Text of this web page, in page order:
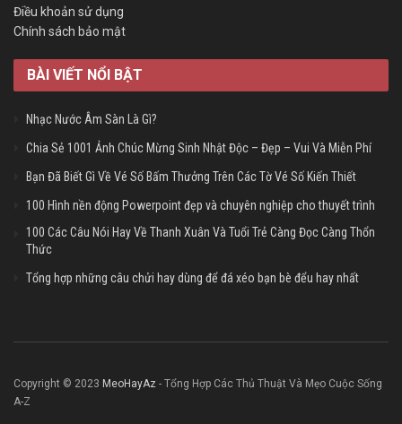
Điều khoản sử dụng
Chính sách bảo mật
BÀI VIẾT NỔI BẬT
Nhạc Nước Âm Sàn Là Gì?
Chia Sẻ 1001 Ảnh Chúc Mừng Sinh Nhật Độc – Đẹp – Vui Và Miễn Phí
Bạn Đã Biết Gì Về Vé Số Bấm Thưởng Trên Các Tờ Vé Số Kiến Thiết
100 Hình nền động Powerpoint đẹp và chuyên nghiệp cho thuyết trình
100 Các Câu Nói Hay Về Thanh Xuân Và Tuổi Trẻ Càng Đọc Càng Thổn
Thức
Tổng hợp những câu chửi hay dùng để đá xéo bạn bè đểu hay nhất
Copyright © 2023 MeoHayAz - Tổng Hợp Các Thủ Thuật Và Mẹo Cuộc Sống
A-Z